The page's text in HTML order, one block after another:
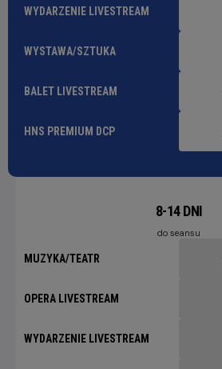
WYDARZENIE LIVESTREAM
WYSTAWA/SZTUKA
BALET LIVESTREAM
HNS PREMIUM DCP
8-14 DNI
do seansu
MUZYKA/TEATR
OPERA LIVESTREAM
WYDARZENIE LIVESTREAM